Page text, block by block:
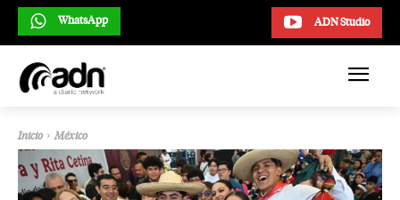
ADN Studio
WhatsApp
Inicio México